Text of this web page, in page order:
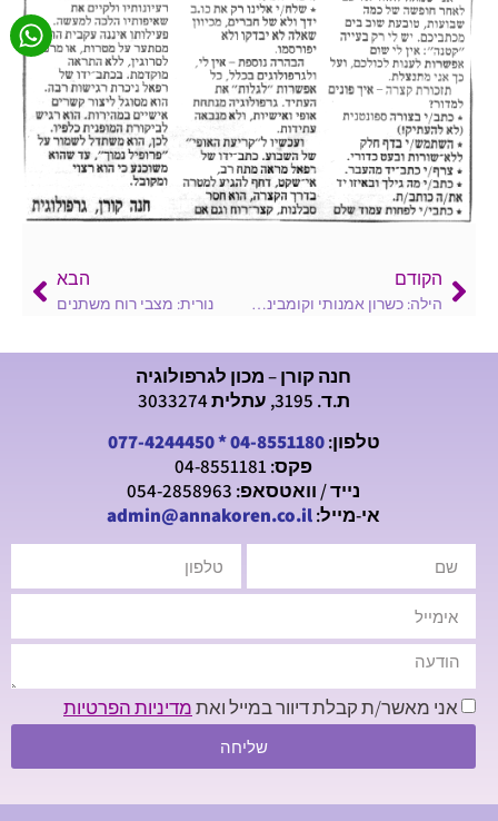
הקודם
הילה: כשרון אמנותי וקומבינטורי
הבא
נורית: מצבי רוח משתנים
חנה קורן – מכון לגרפולוגיה
ת.ד. 3195, עתלית 3033274
טלפון:04-8551180
*
077-4244450
פקס: 04-8551181
נייד / וואטסאפ: 054-2858963
אי-מייל:admin@annakoren.co.il
אני מאשר/ת קבלת דיוור במייל ואתמדיניות הפרטיות
שליחה